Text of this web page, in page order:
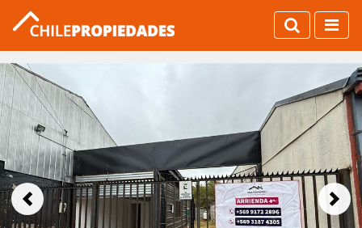
Previous Next